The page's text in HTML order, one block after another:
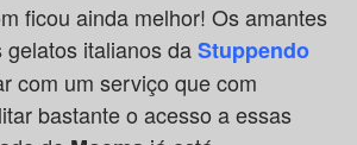
ficou ainda melhor! Os amantes
italianos daStuppendo
com um serviço que com
bastante o acesso a essas